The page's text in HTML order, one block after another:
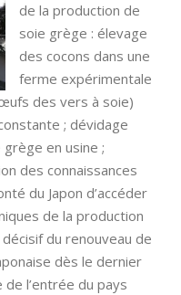
de la production de
soie grège : élevage
des cocons dans une
ferme expérimentale
des vers à soie)
; dévidage
en usine ;
des connaissances
du Japon d’accéder
de la production
du renouveau de
dès le dernier
l’entrée du pays